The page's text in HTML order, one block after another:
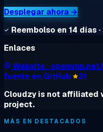
Desplegar ahora →
Reembolso en 14 días
Enlaces
Website ·
fuente en GitHub
31
Cloudzy is not affiliated
project.
MÁS EN DESTACADOS